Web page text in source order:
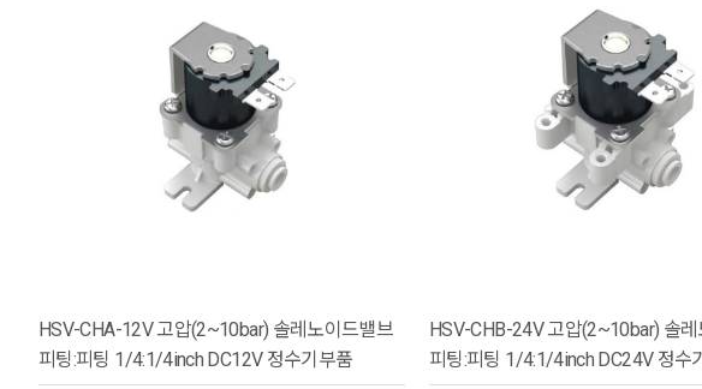
HSV-CHA-12V 고압(2~10bar) 솔레노이드밸브
피팅:피팅 1/4:1/4inch DC12V 정수기부품
HSV-CHB-24V 고압(2~10bar) 솔
피팅:피팅 1/4:1/4inch DC24V 정수